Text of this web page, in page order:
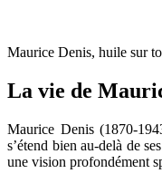
Maurice Denis, huile sur
La vie de
Maurice Denis (1870-
s’étend bien au-delà de
une vision profondément